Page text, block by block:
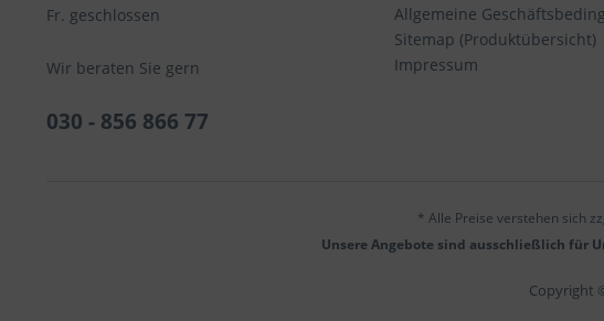
Fr. geschlossen
Wir beraten Sie gern
030 - 856 866 77
Allgemeine
Sitemap (Produktübersicht)
Impressum
* Alle Preise verstehen sich
Unsere Angebote sind ausschließlich für
Copyright